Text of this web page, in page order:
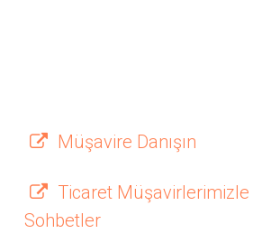
Müşavire Danışın
Ticaret Müşavirlerimizle
Sohbetler